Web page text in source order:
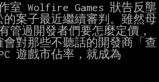
室 Wolfire Games 狀告反壟
案子最近繼續審判。雖然母
過開發者們要怎麼定價，
對那些不聽話的開發商「查
遊戲市佔率，就成為